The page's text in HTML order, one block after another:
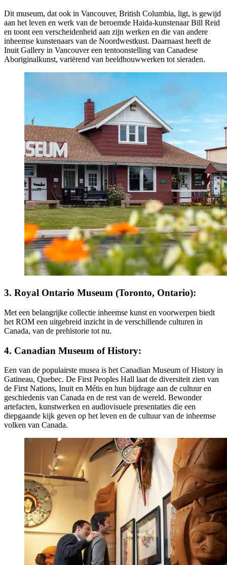
Dit museum, dat ook in Vancouver, British Columbia, ligt, is gewijd
aan het leven en werk van de beroemde Haida-kunstenaar Bill Reid
en toont een verscheidenheid aan zijn werken en die van andere
inheemse kunstenaars van de Noordwestkust. Daarnaast heeft de
Inuit Gallery in Vancouver een tentoonstelling van Canadese
Aboriginalkunst, variërend van beeldhouwwerken tot sieraden.
3. Royal Ontario Museum (Toronto, Ontario):
Met een belangrijke collectie inheemse kunst en voorwerpen biedt
het ROM een uitgebreid inzicht in de verschillende culturen in
Canada, van de prehistorie tot nu.
4. Canadian Museum of History:
Een van de populairste musea is het Canadian Museum of History in
Gatineau, Quebec. De First Peoples Hall laat de diversiteit zien van
de First Nations, Inuit en Métis en hun bijdrage aan de cultuur en
geschiedenis van Canada en de rest van de wereld. Bewonder
artefacten, kunstwerken en audiovisuele presentaties die een
diepgaande kijk geven op het leven en de cultuur van de inheemse
volken van Canada.